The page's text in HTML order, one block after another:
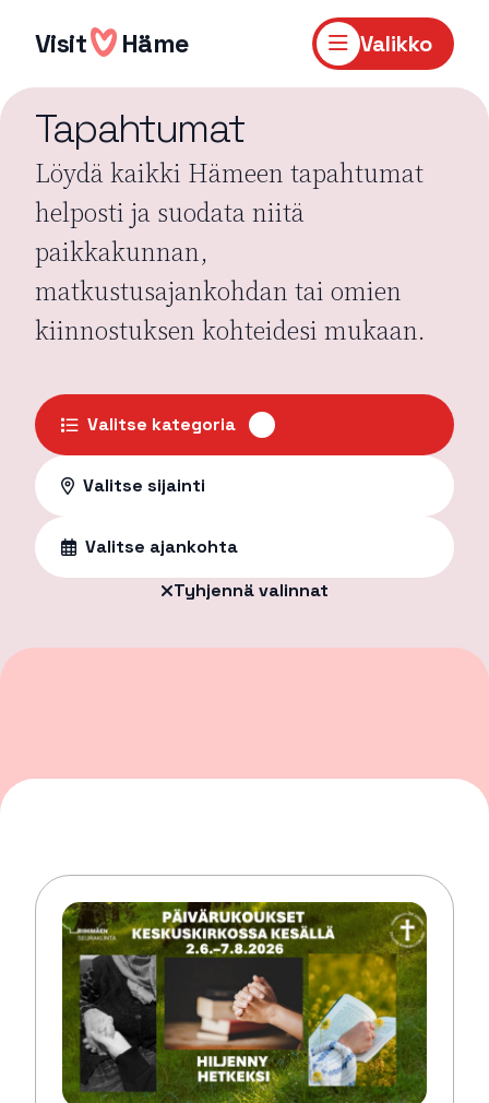
sisältöön
Visit Häme Valikko
Tapahtumat
Löydä kaikki Hämeen tapahtumat
helposti ja suodata niitä
paikkakunnan,
matkustusajankohdan tai omien
kiinnostuksen kohteidesi mukaan.
Valitse kategoria
Valitse sijainti
Valitse ajankohta
Tyhjennä valinnat